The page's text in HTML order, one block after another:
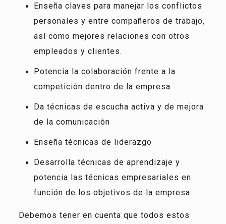
Enseña claves para manejar los conflictos
personales y entre compañeros de trabajo,
así como mejores relaciones con otros
empleados y clientes.
Potencia la colaboración frente a la
competición dentro de la empresa
Da técnicas de escucha activa y de mejora
de la comunicación
Enseña técnicas de liderazgo
Desarrolla técnicas de aprendizaje y
potencia las técnicas empresariales en
función de los objetivos de la empresa.
Debemos tener en cuenta que todos estos